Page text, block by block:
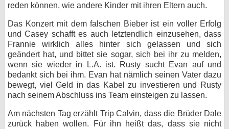
reden können, wie andere Kinder mit ihren Eltern auch.
Das Konzert mit dem falschen Bieber ist ein voller Erfolg
und Casey schafft es auch letztendlich einzusehen, dass
Frannie wirklich alles hinter sich gelassen und sich
geändert hat, und bittet sie sogar, sich bei ihr zu melden,
wenn sie wieder in L.A. ist. Rusty sucht Evan auf und
bedankt sich bei ihm. Evan hat nämlich seinen Vater dazu
bewegt, viel Geld in das Kabel zu investieren und Rusty
nach seinem Abschluss ins Team einsteigen zu lassen.
Am nächsten Tag erzählt Trip Calvin, dass die Brüder Dale
zurück haben wollen. Für ihn heißt das, dass sie nicht